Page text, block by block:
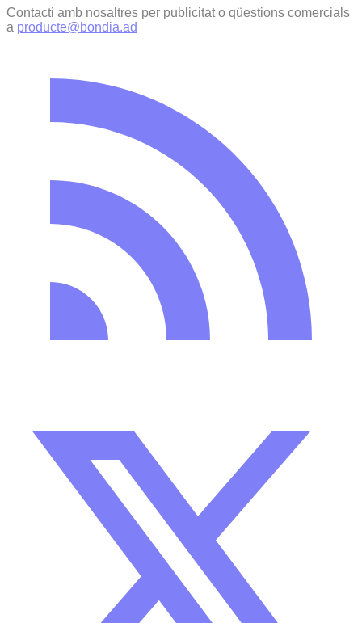
Contacti amb nosaltres per publicitat o qüestions comercials
a producte@bondia.ad